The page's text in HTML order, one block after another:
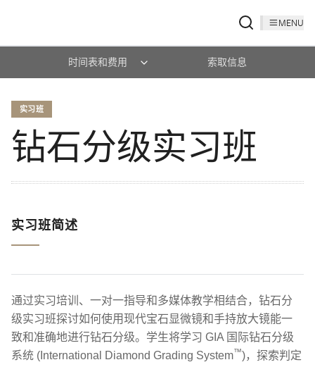
MENU
时间表和费用 索取信息
实习班
钻石分级实习班
实习班简述
通过实习培训、一对一指导和多媒体教学相结合，钻石分
级实习班探讨如何使用现代宝石显微镜和手持放大镜能一
致和准确地进行钻石分级。学生将学习 GIA 国际钻石分级
系统 (International Diamond Grading System™)，探索判定